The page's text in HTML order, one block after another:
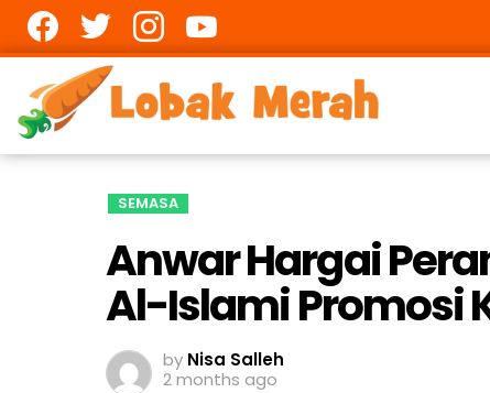
SEMASA
Anwar Hargai
Al-Islami Promosi
by Nisa Salleh
2 months ago